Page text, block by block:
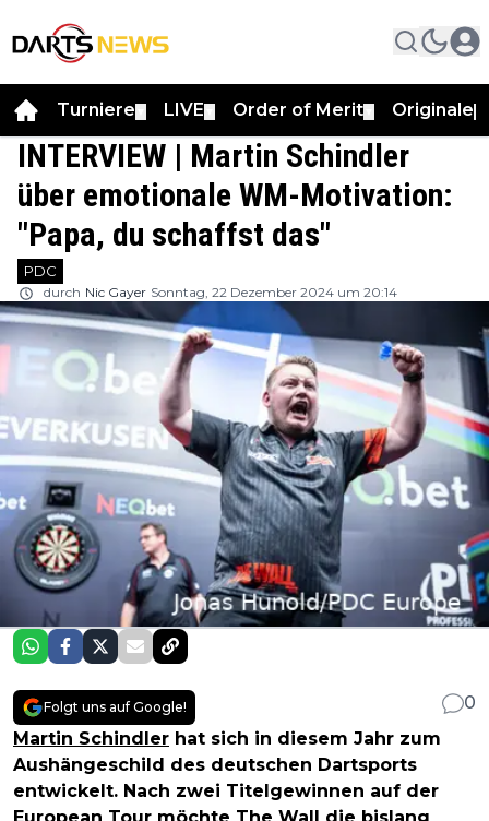
Turniere LIVE Order of Merit Originale
INTERVIEW | Martin Schindler
über emotionale WM-Motivation:
"Papa, du schaffst das"
PDC
durch Nic Gayer Sonntag, 22 Dezember 2024 um 20:14
Folgt uns auf Google!
0
Martin Schindler hat sich in diesem Jahr zum
Aushängeschild des deutschen Dartsports
entwickelt. Nach zwei Titelgewinnen auf der